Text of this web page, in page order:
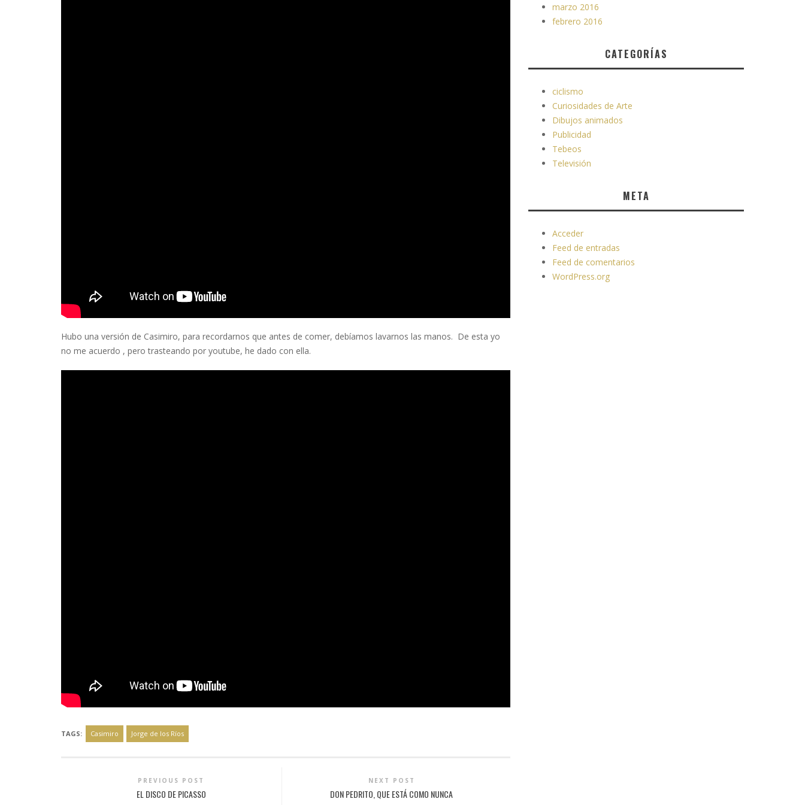
Hubo una versión de Casimiro, para recordarnos que antes de comer, debíamos lavarnos las manos. De esta yo
no me acuerdo , pero trasteando por youtube, he dado con ella.
TAGS: Casimiro Jorge de los Ríos
PREVIOUS POST
EL DISCO DE PICASSO
NEXT POST
DON PEDRITO, QUE ESTÁ COMO NUNCA
marzo 2016
febrero 2016
CATEGORÍAS
ciclismo
Curiosidades de Arte
Dibujos animados
Publicidad
Tebeos
Televisión
META
Acceder
Feed de entradas
Feed de comentarios
WordPress.org